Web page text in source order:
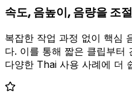
속도, 음높이, 음량을 조
복잡한 작업 과정 없이 핵심
다. 이를 통해 짧은 클립부터
다양한 Thai 사용 사례에 더